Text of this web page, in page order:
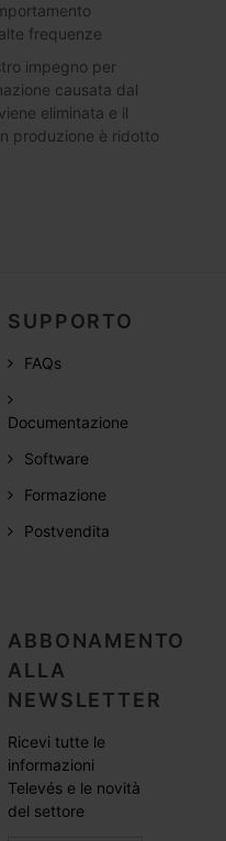
frequenze
impegno per
causata dal
eliminata e il
produzione è ridotto
SUPPORTO
FAQs
Documentazione
Software
Formazione
Postvendita
ABBONAMENTO
ALLA
NEWSLETTER
Ricevi tutte le
informazioni
Televés e le novità
del settore